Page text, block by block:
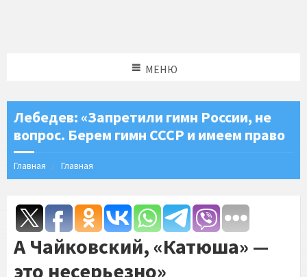
МЕНЮ
Лебедев: «Запретили гимн России, не
вопрос. Берем гимн СССР и имеем право
Главная Главная
А Чайковский, «Катюша» —
это несерьезно»